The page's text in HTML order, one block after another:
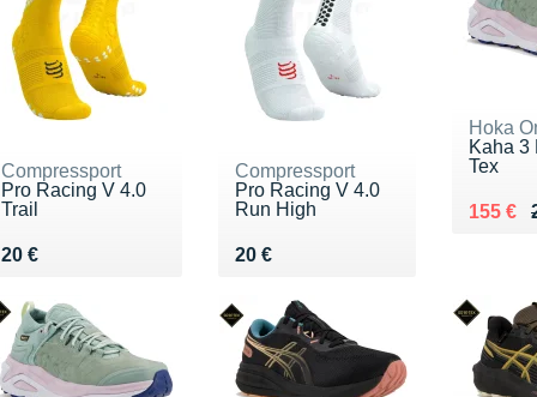
Compressport
Pro Racing V 4.0
Trail
20 €
Vendu 20 €
Compressport
Pro Racing V 4.0
Run High
20 €
Vendu 20 €
Hoka
Kaha 3
Tex
Au lieu
155 €
Vendu